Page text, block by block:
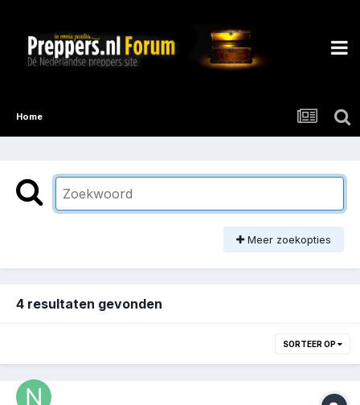
Home
Meer zoekopties
4 resultaten gevonden
SORTEER OP